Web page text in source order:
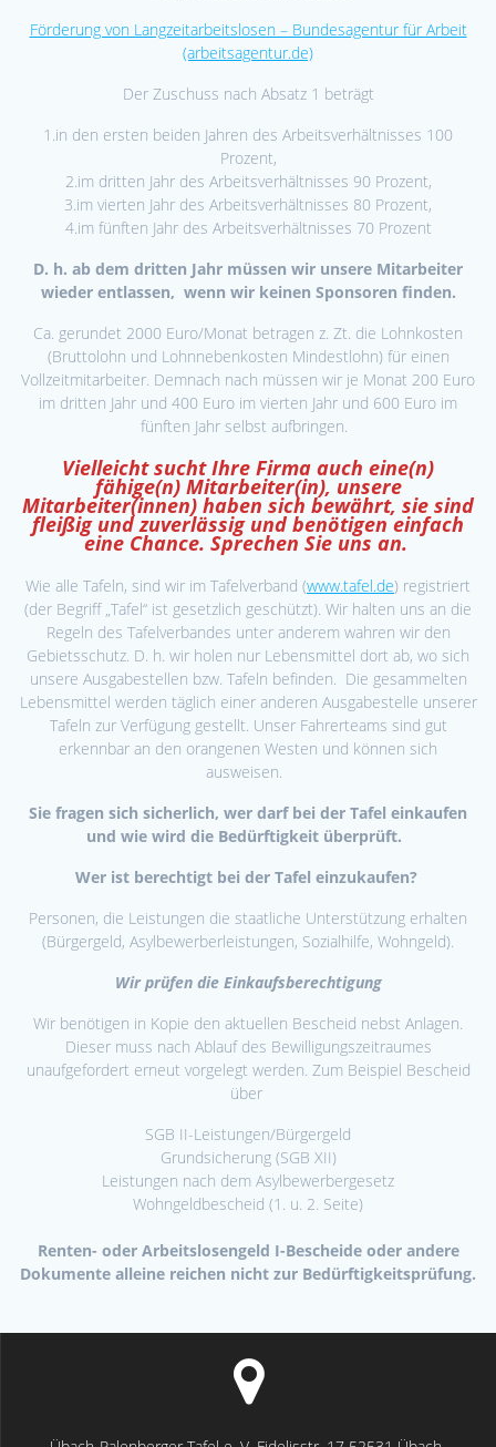
Förderung von Langzeitarbeitslosen – Bundesagentur für Arbeit
(arbeitsagentur.de)
Der Zuschuss nach Absatz 1 beträgt
1.in den ersten beiden Jahren des Arbeitsverhältnisses 100
Prozent,
2.im dritten Jahr des Arbeitsverhältnisses 90 Prozent,
3.im vierten Jahr des Arbeitsverhältnisses 80 Prozent,
4.im fünften Jahr des Arbeitsverhältnisses 70 Prozent
D. h. ab dem dritten Jahr müssen wir unsere Mitarbeiter
wieder entlassen, wenn wir keinen Sponsoren finden.
Ca. gerundet 2000 Euro/Monat betragen z. Zt. die Lohnkosten
(Bruttolohn und Lohnnebenkosten Mindestlohn) für einen
Vollzeitmitarbeiter. Demnach nach müssen wir je Monat 200 Euro
im dritten Jahr und 400 Euro im vierten Jahr und 600 Euro im
fünften Jahr selbst aufbringen.
Vielleicht sucht Ihre Firma auch eine(n)
fähige(n) Mitarbeiter(in), unsere
Mitarbeiter(innen) haben sich bewährt, sie sind
fleißig und zuverlässig und benötigen einfach
eine Chance. Sprechen Sie uns an.
Wie alle Tafeln, sind wir im Tafelverband (www.tafel.de) registriert
(der Begriff „Tafel“ ist gesetzlich geschützt). Wir halten uns an die
Regeln des Tafelverbandes unter anderem wahren wir den
Gebietsschutz. D. h. wir holen nur Lebensmittel dort ab, wo sich
unsere Ausgabestellen bzw. Tafeln befinden. Die gesammelten
Lebensmittel werden täglich einer anderen Ausgabestelle unserer
Tafeln zur Verfügung gestellt. Unser Fahrerteams sind gut
erkennbar an den orangenen Westen und können sich
ausweisen.
Sie fragen sich sicherlich, wer darf bei der Tafel einkaufen
und wie wird die Bedürftigkeit überprüft.
Wer ist berechtigt bei der Tafel einzukaufen?
Personen, die Leistungen die staatliche Unterstützung erhalten
(Bürgergeld, Asylbewerberleistungen, Sozialhilfe, Wohngeld).
Wir prüfen die Einkaufsberechtigung
Wir benötigen in Kopie den aktuellen Bescheid nebst Anlagen.
Dieser muss nach Ablauf des Bewilligungszeitraumes
unaufgefordert erneut vorgelegt werden. Zum Beispiel Bescheid
über
SGB II-Leistungen/Bürgergeld
Grundsicherung (SGB XII)
Leistungen nach dem Asylbewerbergesetz
Wohngeldbescheid (1. u. 2. Seite)
Renten- oder Arbeitslosengeld I-Bescheide oder andere
Dokumente alleine reichen nicht zur Bedürftigkeitsprüfung.